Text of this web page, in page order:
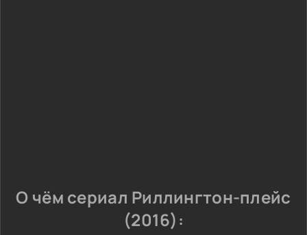
О чём сериал Риллингтон-плейс
(2016):